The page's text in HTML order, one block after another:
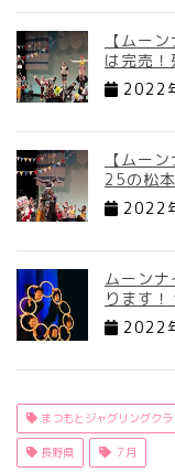
【ムー
は完売！
2022
【ムー
25の松
2022
ムーン
ります
2022
まつもとジャグリングク
長野県 ７月